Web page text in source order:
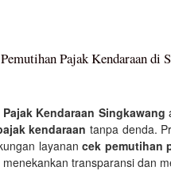
Pajak Kendaraan di
Kendaraan Singkawang
kendaraan tanpa denda.
layanancek pemutihan
menekankan transparansi dan